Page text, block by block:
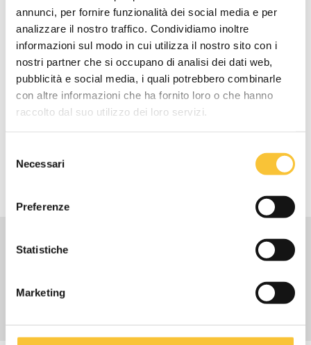
annunci, per fornire funzionalità dei social media e per
analizzare il nostro traffico. Condividiamo inoltre
informazioni sul modo in cui utilizza il nostro sito con i
nostri partner che si occupano di analisi dei dati web,
pubblicità e social media, i quali potrebbero combinarle
con altre informazioni che ha fornito loro o che hanno
raccolto dal suo utilizzo dei loro servizi.
delNecessari
Preferenze
Statistiche
Marketing
Rumorosità modalità standard
67 dB (A)